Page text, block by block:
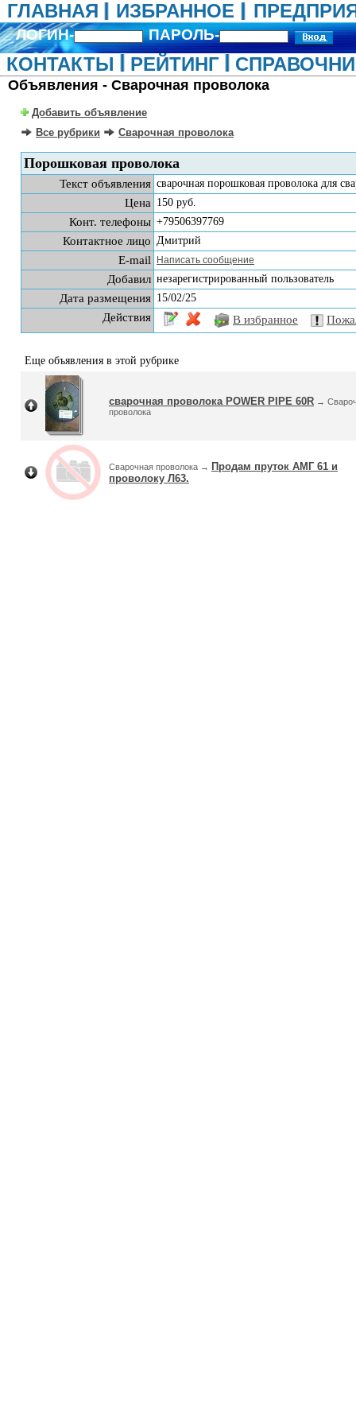
ГЛАВНАЯ ИЗБРАННОЕ
ЛОГИН- ПАРОЛЬ-
КОНТАКТЫ РЕЙТИНГ
Объявления - Сварочная проволока
Добавить объявление
Все рубрики
Сварочная проволока
Порошковая проволока
Текст объявления сварочная порошковая проволока для
Цена 150 руб.
Конт. телефоны +79506397769
Контактное лицо Дмитрий
E-mail Написать сообщение
Добавил незарегистрированный пользователь
Дата размещения 15/02/25
Действия В избранное
Еще объявления в этой рубрике
сварочная проволока POWER PIPE 60R →
проволока
Сварочная проволока → Продам пруток АМГ 61 и
проволоку Л63.